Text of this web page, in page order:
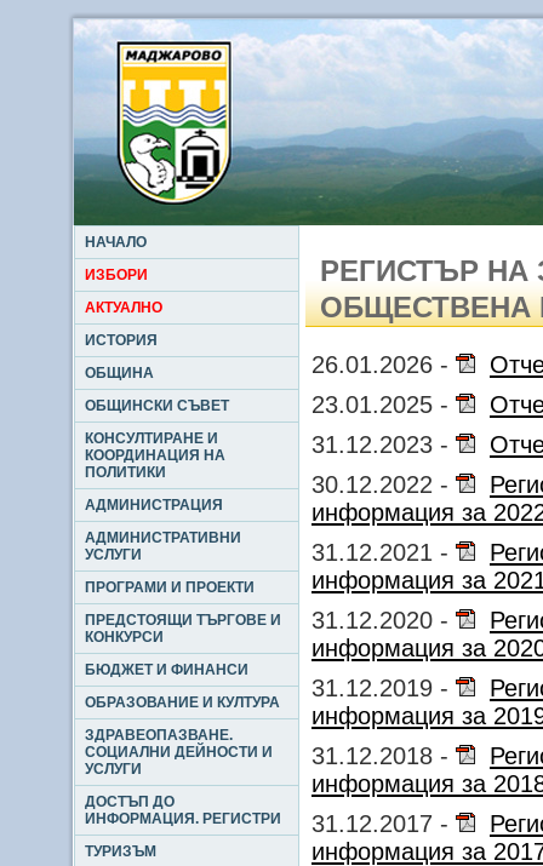
НАЧАЛО
ИЗБОРИ
АКТУАЛНО
ИСТОРИЯ
ОБЩИНА
ОБЩИНСКИ СЪВЕТ
КОНСУЛТИРАНЕ И
КООРДИНАЦИЯ НА
ПОЛИТИКИ
АДМИНИСТРАЦИЯ
АДМИНИСТРАТИВНИ
УСЛУГИ
ПРОГРАМИ И ПРОЕКТИ
ПРЕДСТОЯЩИ ТЪРГОВЕ И
КОНКУРСИ
БЮДЖЕТ И ФИНАНСИ
ОБРАЗОВАНИЕ И КУЛТУРА
ЗДРАВЕОПАЗВАНЕ.
СОЦИАЛНИ ДЕЙНОСТИ И
УСЛУГИ
ДОСТЪП ДО
ИНФОРМАЦИЯ. РЕГИСТРИ
ТУРИЗЪМ
РЕГИСТЪР НА
ОБЩЕСТВЕНА
26.01.2026 -
23.01.2025 -
31.12.2023 -
30.12.2022 -
информация за
31.12.2021 -
информация за
31.12.2020 -
информация за
31.12.2019 -
информация за
31.12.2018 -
информация за
31.12.2017 -
информация за